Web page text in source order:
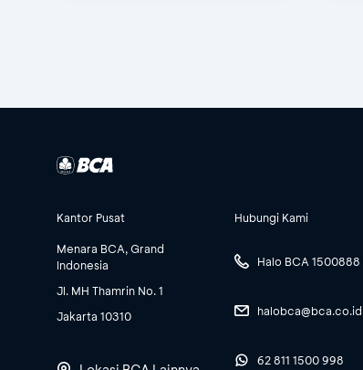
Kantor Pusat
Menara BCA, Grand
Indonesia
Jl. MH Thamrin No. 1
Jakarta 10310
Hubungi Kami
Halo BCA 1500888
halobca@bca.co.id
62 811 1500 998